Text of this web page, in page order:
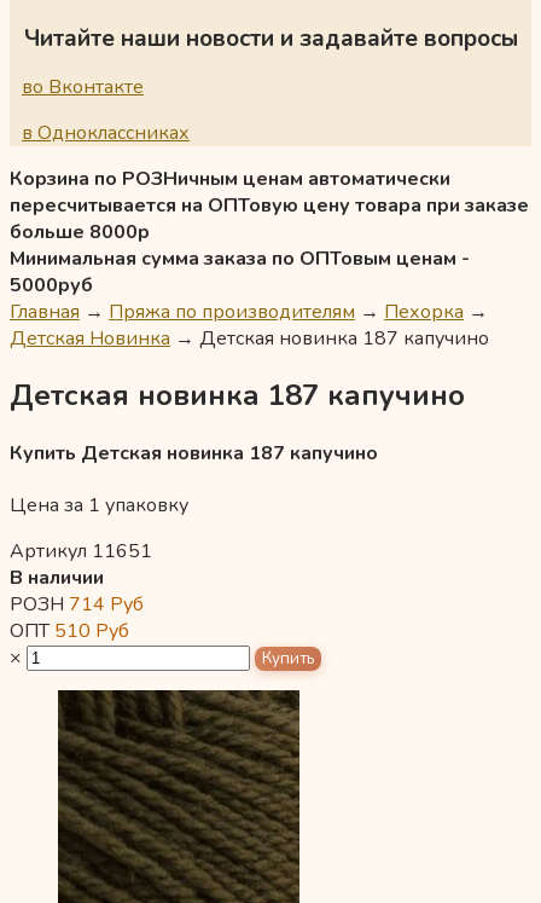
Читайте наши новости и задавайте вопросы
во Вконтакте
в Одноклассниках
Корзина по РОЗНичным ценам автоматически
пересчитывается на ОПТовую цену товара при заказе
больше 8000р
Минимальная сумма заказа по ОПТовым ценам -
5000руб
Главная → Пряжа по производителям → Пехорка →
Детская Новинка → Детская новинка 187 капучино
Детская новинка 187 капучино
Купить Детская новинка 187 капучино
Цена за 1 упаковку
Артикул 11651
В наличии
РОЗН 714 Руб
ОПТ510 Руб
×